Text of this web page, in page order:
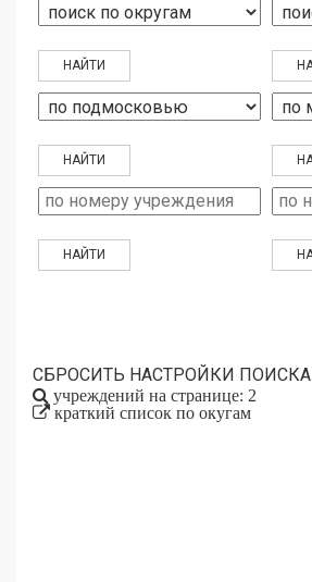
СБРОСИТЬ НАСТРОЙКИ ПОИСКА
учреждений на странице: 2
краткий список по окугам